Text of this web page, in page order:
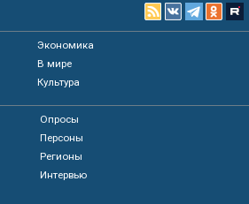
Экономика
В мире
Культура
Опросы
Персоны
Регионы
Интервью